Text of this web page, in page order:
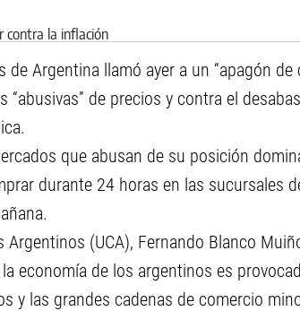
de Argentina llamó ayer a un “apagón de
de precios y contra el
que abusan de su posición
durante 24 horas en las sucursales
(UCA), Fernando Blanco
economía de los argentinos es
y las grandes cadenas de comercio